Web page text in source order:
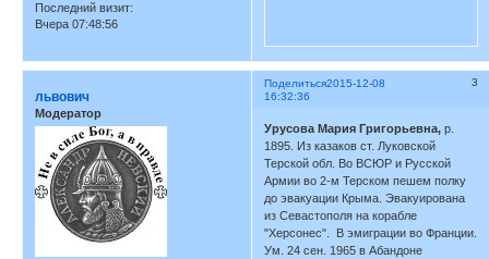
Последний визит:
Вчера 07:48:56
Поделиться 3
2015-12-08
16:32:36
львович
Модератор
Урусова Мария Григорьевна, р.
1895. Из казаков ст. Луковской
Терской обл. Во ВСЮР и Русской
Армии во 2-м Терском пешем полку
до эвакуации Крыма. Эвакуирована
из Севастополя на корабле
"Херсонес". В эмиграции во Франции.
Ум. 24 сен. 1965 в Абандоне